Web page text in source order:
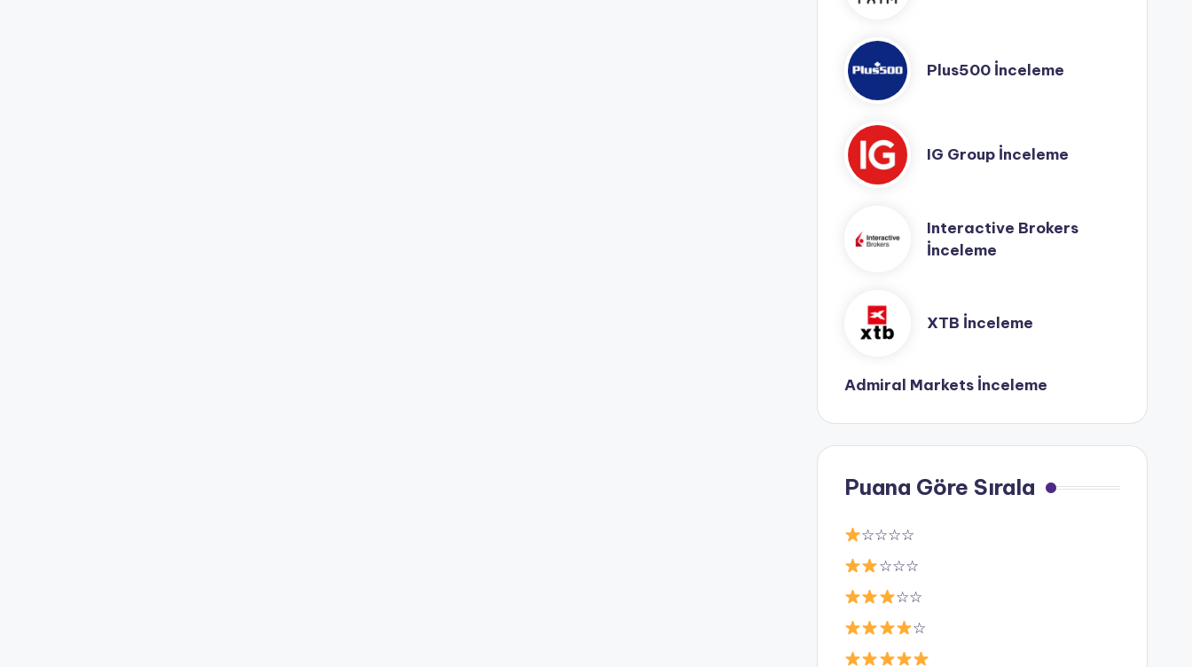
Plus500 İnceleme
IG Group İnceleme
Interactive Brokers
İnceleme
XTB İnceleme
Admiral Markets İnceleme
Puana Göre Sırala
☆☆☆☆
☆☆☆
☆☆
☆